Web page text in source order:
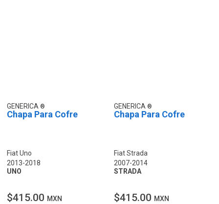
GENERICA
Chapa Para Cofre
Fiat Uno
2013-2018
UNO
$415.00 MXN
GENERICA
Chapa Para Cofre
Fiat Strada
2007-2014
STRADA
$415.00 MXN